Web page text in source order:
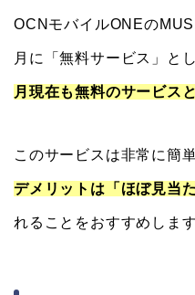
OCNモバイルONEの
月に「無料サービス」と
月現在も無料のサービス
このサービスは非常に簡
デメリットは「ほぼ見当
れることをおすすめします